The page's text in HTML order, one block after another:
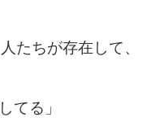
たちが存在して、
てる」